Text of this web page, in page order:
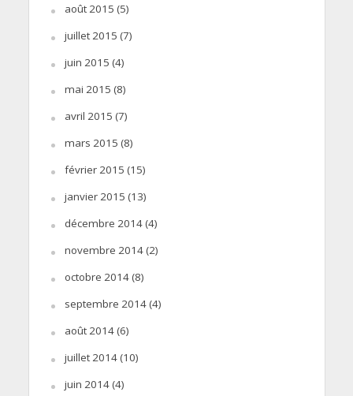
août 2015 (5)
juillet 2015 (7)
juin 2015 (4)
mai 2015 (8)
avril 2015 (7)
mars 2015 (8)
février 2015 (15)
janvier 2015 (13)
décembre 2014(4)
novembre 2014(2)
octobre 2014(8)
septembre 2014(4)
août 2014(6)
juillet 2014(10)
juin 2014(4)